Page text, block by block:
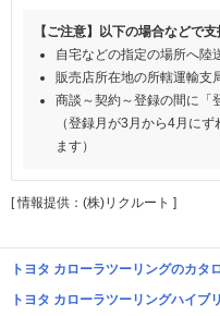
【ご注意】以下の場合などで
自宅などの指定の場所へ陸
販売店所在地の所轄運輸支
商談～契約～登録の間に「
（登録月が3月から4月に
ます）
[ 情報提供：(株)リクルート ]
トヨタ カローラツーリングのカタ
トヨタ カローラツーリングハイブ